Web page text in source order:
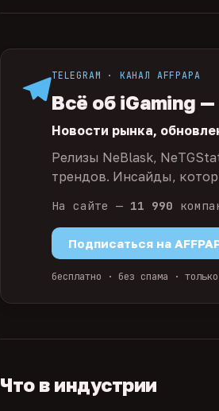
TELEGRAM · КАНАЛ AFFPAPA
Всё об iGaming
Новости рынка,
Релизы NeBlask,
трендов. Инсайды,
На сайте — 11 990
Подписаться на
бесплатно · без спама ·
Что в индустрии